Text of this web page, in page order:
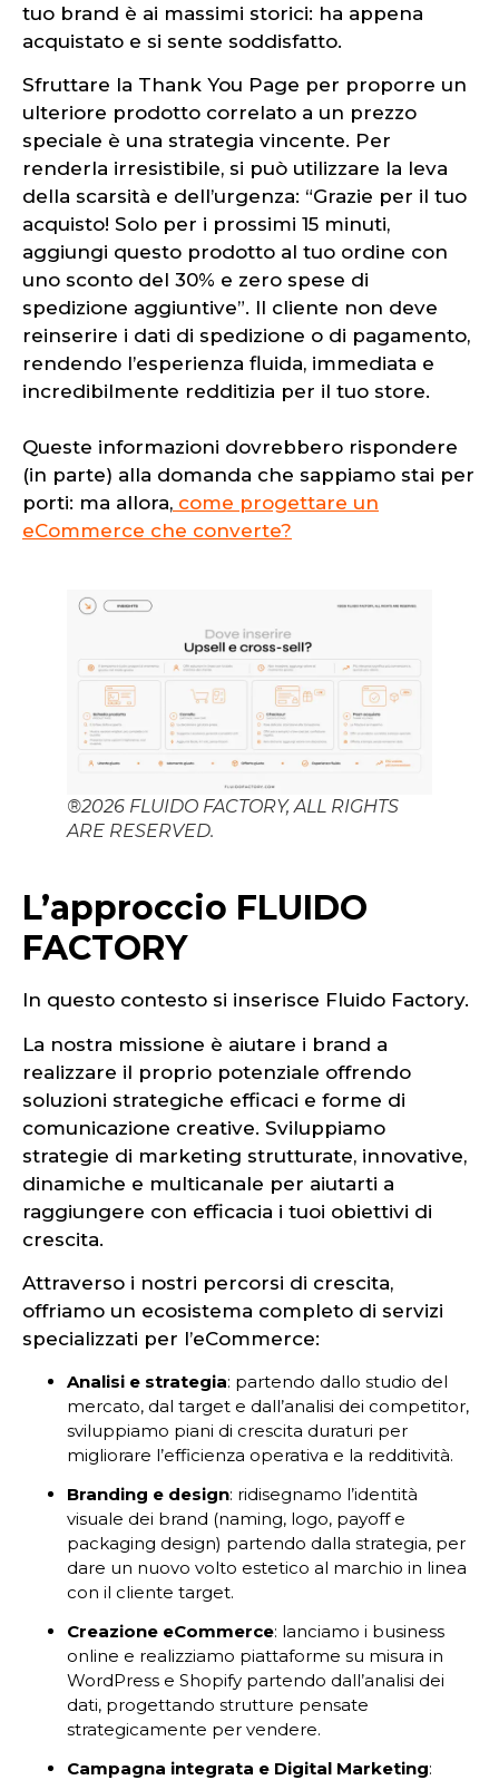
tuo brand è ai massimi storici: ha appena
acquistato e si sente soddisfatto.
Sfruttare la Thank You Page per proporre un
ulteriore prodotto correlato a un prezzo
speciale è una strategia vincente. Per
renderla irresistibile, si può utilizzare la leva
della scarsità e dell’urgenza: “Grazie per il tuo
acquisto! Solo per i prossimi 15 minuti,
aggiungi questo prodotto al tuo ordine con
uno sconto del 30% e zero spese di
spedizione aggiuntive”. Il cliente non deve
reinserire i dati di spedizione o di pagamento,
rendendo l’esperienza fluida, immediata e
incredibilmente redditizia per il tuo store.
Queste informazioni dovrebbero rispondere
(in parte) alla domanda che sappiamo stai per
porti: ma allora, come progettare un
eCommerce che converte?
®2026 FLUIDO FACTORY, ALL RIGHTS
ARE RESERVED.
L’approccio FLUIDO
FACTORY
In questo contesto si inserisce Fluido Factory.
La nostra missione è aiutare i brand a
realizzare il proprio potenziale offrendo
soluzioni strategiche efficaci e forme di
comunicazione creative. Sviluppiamo
strategie di marketing strutturate, innovative,
dinamiche e multicanale per aiutarti a
raggiungere con efficacia i tuoi obiettivi di
crescita.
Attraverso i nostri percorsi di crescita,
offriamo un ecosistema completo di servizi
specializzati per l’eCommerce:
Analisi e strategia: partendo dallo studio del
mercato, dal target e dall’analisi dei competitor,
sviluppiamo piani di crescita duraturi per
migliorare l’efficienza operativa e la redditività.
Branding e design: ridisegnamo l’identità
visuale dei brand (naming, logo, payoff e
packaging design) partendo dalla strategia, per
dare un nuovo volto estetico al marchio in linea
con il cliente target.
Creazione eCommerce: lanciamo i business
online e realizziamo piattaforme su misura in
WordPress e Shopify partendo dall’analisi dei
dati, progettando strutture pensate
strategicamente per vendere.
Campagna integrata e Digital Marketing: